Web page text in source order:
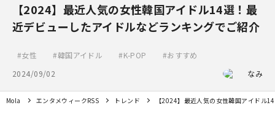
【2024】最近人気の女性韓国アイドル14選！最
近デビューしたアイドルなどランキングでご紹介
女性 韓国アイドル K-POP
おすすめ
2024/09/02
なみ
Mola エンタメウィークRSS トレンド 【2024】最近人気の女性韓国アイドル